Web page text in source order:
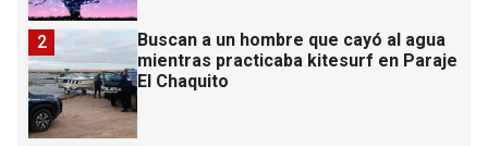
Buscan a un hombre que cayó al agua
mientras practicaba kitesurf en Paraje
El Chaquito
2